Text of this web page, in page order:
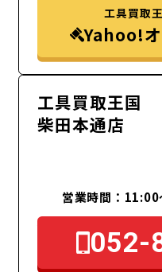
工具買取
Yahoo!
工具買取王国
柴田本通店
営業時間：11:00
052-